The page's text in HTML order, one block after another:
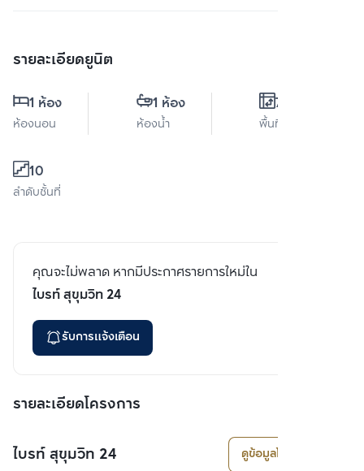
รายละเอียดยูนิต
1 ห้อง
ห้องนอน
1 ห้อง
ห้องน้ำ
74 ตร.ม.
พื้นที่ใช้สอย
10
ลำดับชั้นที่
คุณจะไม่พลาด หากมีประกาศรายการใหม่ใน
ไบรท์ สุขุมวิท 24
รับการแจ้งเตือน
รายละเอียดโครงการ
ไบรท์ สุขุมวิท 24 ดูข้อมูลโครงการ